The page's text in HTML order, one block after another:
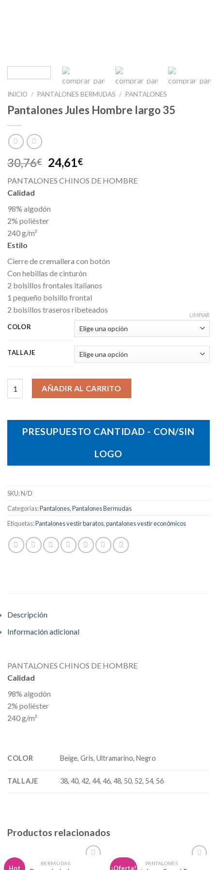
INICIO / PANTALONES BERMUDAS / PANTALONES
Pantalones Jules Hombre largo 35
30,76€ 24,61€
PANTALONES CHINOS DE HOMBRE
Calidad
98% algodón
2% poliéster
240 g/m²
Estilo
Cierre de cremallera con botón
Con hebillas de cinturón
2 bolsillos frontales italianos
1 pequeño bolsillo frontal
2 bolsillos traseros ribeteados
COLOR
TALLAJE
LIMPIAR
Pantalones Jules Hombre largo 35 cantidad
AÑADIR AL CARRITO
PRESUPUESTO CANTIDAD - CON/SIN
LOGO
SKU:N/D
Categorías:Pantalones,Pantalones Bermudas
Etiquetas:Pantalones vestir baratos,pantalones vestir económicos
Descripción
Información adicional
PANTALONES CHINOS DE HOMBRE
Calidad
98% algodón
2% poliéster
240 g/m²
COLOR Beige, Gris, Ultramarino, Negro
TALLAJE 38, 40, 42, 44, 46, 48, 50, 52, 54, 56
Productos relacionados
Hot
BERMUDAS
¡Oferta!
PANTALONES